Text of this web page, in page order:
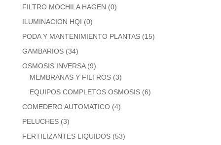
FILTRO MOCHILA HAGEN (0)
ILUMINACION HQI (0)
PODA Y MANTENIMIENTO PLANTAS (15)
GAMBARIOS (34)
OSMOSIS INVERSA (9)
MEMBRANAS Y FILTROS (3)
EQUIPOS COMPLETOS OSMOSIS (6)
COMEDERO AUTOMATICO (4)
PELUCHES (3)
FERTILIZANTES LIQUIDOS (53)